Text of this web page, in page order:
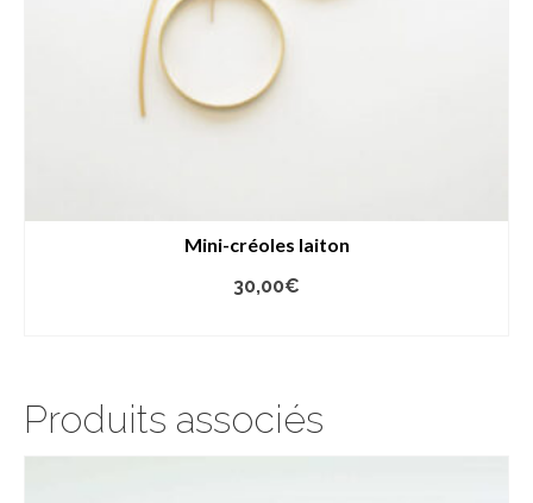
Mini-créoles laiton
30,00€
Produits associés